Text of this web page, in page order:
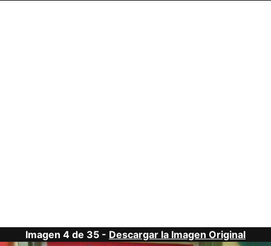
Imagen 4 de 35 - Descargar la Imagen Original